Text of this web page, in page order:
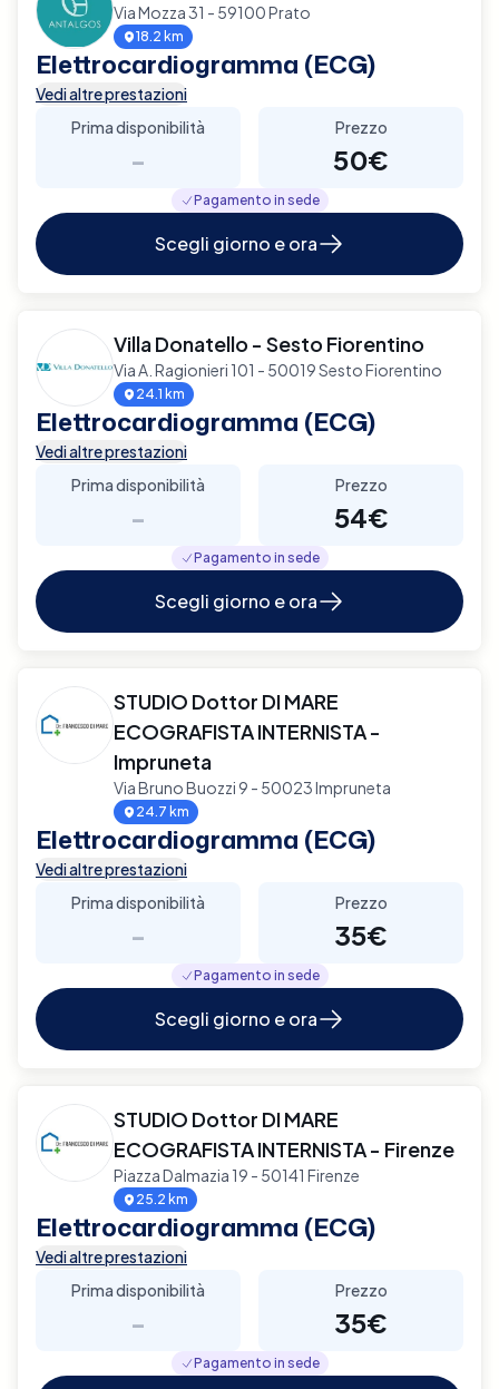
Via Mozza 31 - 59100 Prato
18.2 km
Elettrocardiogramma (ECG)
Vedi altre prestazioni
Prima disponibilità
-
Prezzo
50€
Pagamento in sede
Scegli giorno e ora
Villa Donatello - Sesto Fiorentino
Via A. Ragionieri 101 - 50019 Sesto Fiorentino
24.1 km
Elettrocardiogramma (ECG)
Vedi altre prestazioni
Prima disponibilità
-
Prezzo
54€
Pagamento in sede
Scegli giorno e ora
STUDIO Dottor DI MARE
ECOGRAFISTA INTERNISTA -
Impruneta
Via Bruno Buozzi 9 - 50023 Impruneta
24.7 km
Elettrocardiogramma (ECG)
Vedi altre prestazioni
Prima disponibilità
-
Prezzo
35€
Pagamento in sede
Scegli giorno e ora
STUDIO Dottor DI MARE
ECOGRAFISTA INTERNISTA - Firenze
Piazza Dalmazia 19 - 50141 Firenze
25.2 km
Elettrocardiogramma (ECG)
Vedi altre prestazioni
Prima disponibilità
-
Prezzo
35€
Pagamento in sede